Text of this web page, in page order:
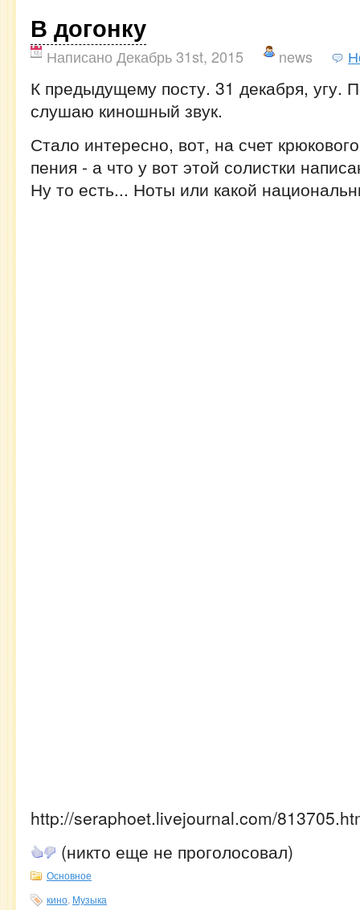
В догонку
Написано Декабрь 31st, 2015 news
К предыдущему посту. 31 декабря, угу.
слушаю киношный звук.
Стало интересно, вот, на счет
пения - а что у вот этой солистки
Ну то есть... Ноты или какой
http://seraphoet.livejournal.com/
(никто еще не проголосовал)
Основное
кино Музыка